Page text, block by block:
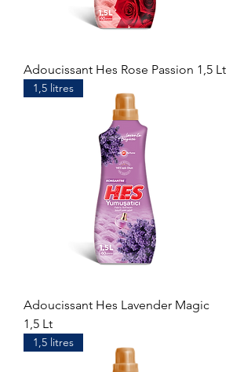
Adoucissant Hes Rose Passion 1,5 Lt
1,5 litres
Adoucissant Hes Lavender Magic
1,5 Lt
1,5 litres